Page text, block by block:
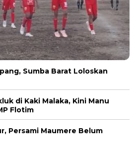
Sumba Barat Loloskan
di Kaki Malaka, Kini Manu
Flotim
Persami Maumere Belum